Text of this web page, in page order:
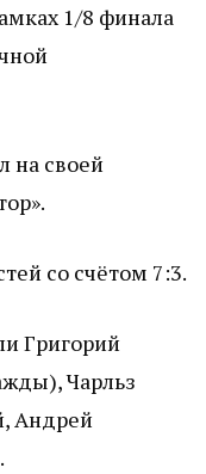
1/8 финала
на своей
со счётом 7:3.
Григорий
Чарльз
Андрей